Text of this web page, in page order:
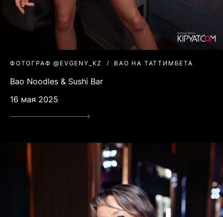
ФОТОГРАФ @EVGENY_KZ BAO НА ТАТТИМБЕТА
Bao Noodles & Sushi Bar
16 мая 2025